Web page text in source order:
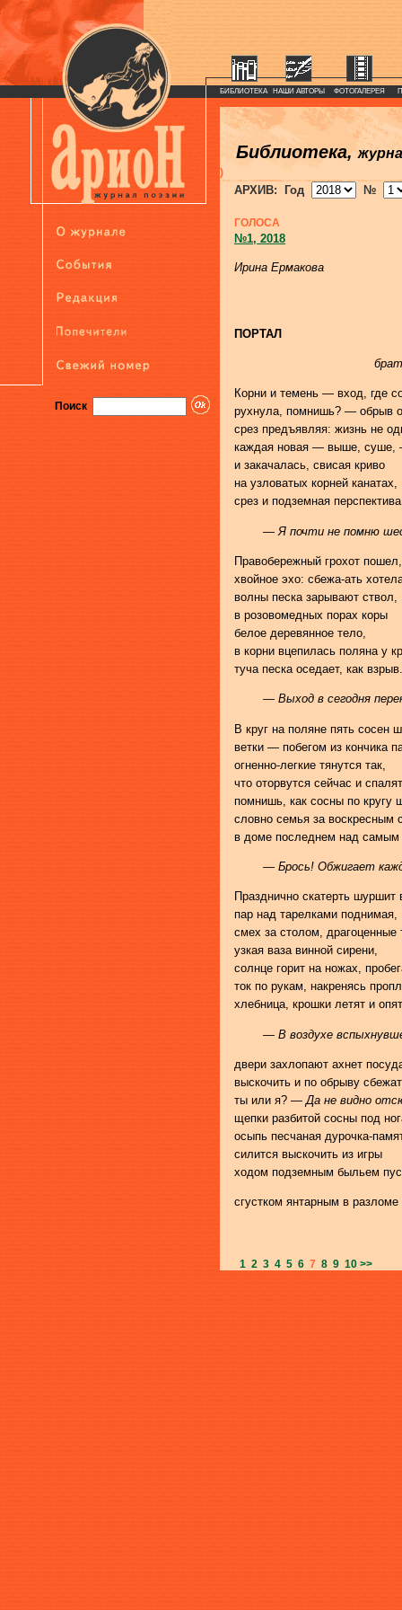
Поиск
БИБЛИОТЕКА НАШИ АВТОРЫ ФОТОГАЛЕРЕЯ
Библиотека,
)
АРХИВ: Год №
ГОЛОСА
№1, 2018
Ирина Ермакова
ПОРТАЛ
Корни и темень — вход, где
рухнула, помнишь? — обрыв
срез предъявляя: жизнь не
каждая новая — выше,
и закачалась, свисая криво
на узловатых корней канатах,
срез и подземная
— Я почти не помню
Правобережный грохот пошел,
хвойное эхо: сбежа-ать
волны песка зарывают ствол,
в розовомедных порах коры
белое деревянное тело,
в корни вцепилась поляна у
туча песка оседает, как взрыв.
— Выход в сегодня
В круг на поляне пять сосен
ветки — побегом из кончика
огненно-легкие тянутся так,
что оторвутся сейчас и
помнишь, как сосны по кругу
словно семья за воскресным
в доме последнем над самым
— Брось! Обжигает
Празднично скатерть
пар над тарелками поднимая,
смех за столом, драгоценные
узкая ваза винной сирени,
солнце горит на ножах,
ток по рукам, накренясь
хлебница, крошки летят и
— В воздухе
двери захлопают ахнет
выскочить и по обрыву
ты или я? — Да не видно
щепки разбитой сосны под
осыпь песчаная дурочка-
силится выскочить из игры
ходом подземным быльем
сгустком янтарным в разломе
1 2 3 4 5 6 7 8 9 10 >>